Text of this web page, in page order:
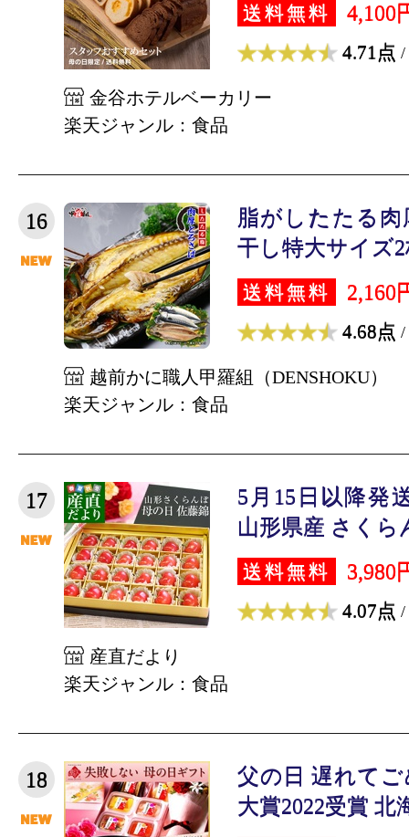
送料無料 4,100
4.71点 /
金谷ホテルベーカリー
楽天ジャンル：食品
16
脂がしたたる
干し特大サイズ
送料無料 2,160
4.68点 /
越前かに職人甲羅組（DENSHOKU）
楽天ジャンル：食品
17
5月15日以降発
山形県産 さくら
送料無料 3,980
4.07点 /
産直だより
楽天ジャンル：食品
18
父の日 遅れて
大賞2022受賞 北